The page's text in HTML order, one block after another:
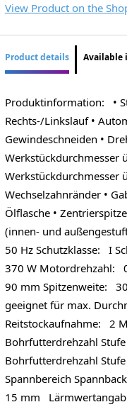
View Product on the
Product details Available
Produktinformation: •
Rechts-/Linkslauf •
Gewindeschneiden •
Werkstückdurchmesser
Werkstückdurchmesser
Wechselzahnränder •
Ölflasche •
(innen- und
50 Hz Schutzklasse: I
370 W Motordrehzahl:
90 mm Spitzenweite:
geeignet für max.
Reitstockaufnahme: 2
Bohrfutterdrehzahl
Bohrfutterdrehzahl
Spannbereich
15 mm